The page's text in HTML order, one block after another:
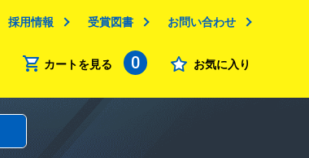
採用情報 受賞図書 お問い合わせ
カートを見る 0 お気に入り